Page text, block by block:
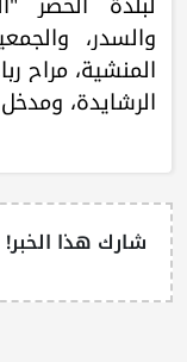
والسدر،
المنشية، مراح
الرشايدة،
شارك هذا الخبر!